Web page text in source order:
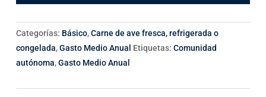
Categorías: Básico,Carne de ave fresca, refrigerada o
congelada,Gasto Medio Anual Etiquetas: Comunidad
autónoma,Gasto Medio Anual